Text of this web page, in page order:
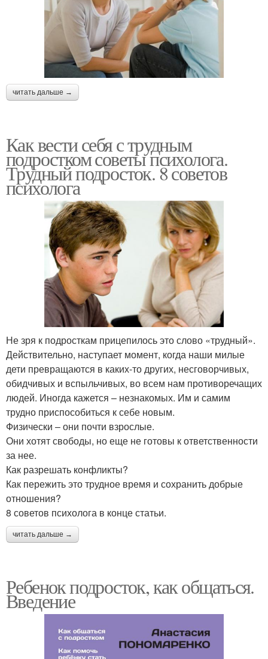
читать дальше →
Как вести себя с трудным
подростком советы психолога.
Трудный подросток. 8 советов
психолога
Не зря к подросткам прицепилось это слово «трудный».
Действительно, наступает момент, когда наши милые
дети превращаются в каких-то других, несговорчивых,
обидчивых и вспыльчивых, во всем нам противоречащих
людей. Иногда кажется – незнакомых. Им и самим
трудно приспособиться к себе новым.
Физически – они почти взрослые.
Они хотят свободы, но еще не готовы к ответственности
за нее.
Как разрешать конфликты?
Как пережить это трудное время и сохранить добрые
отношения?
8 советов психолога в конце статьи.
читать дальше →
Ребенок подросток, как общаться.
Введение